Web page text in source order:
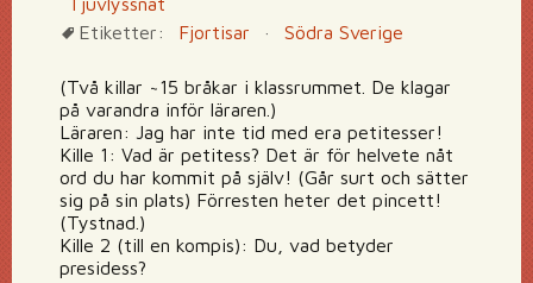
Etiketter:
Fjortisar · Södra Sverige
(Två killar ~15 bråkar i klassrummet. De klagar
på varandra inför läraren.)
Läraren: Jag har inte tid med era petitesser!
Kille 1: Vad är petitess? Det är för helvete nåt
ord du har kommit på själv! (Går surt och sätter
sig på sin plats) Förresten heter det pincett!
(Tystnad.)
Kille 2 (till en kompis): Du, vad betyder
presidess?